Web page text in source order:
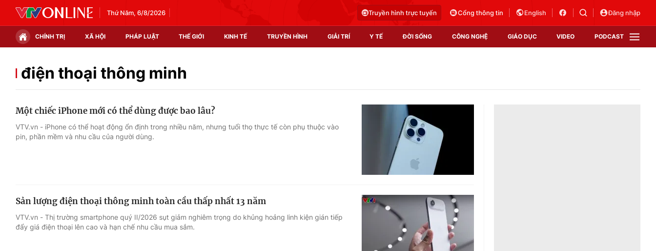
Thứ Năm, 6/8/2026 Truyền hình trực tuyến Cổng thông tin English Đăng nhập
CHÍNH TRỊ XÃ HỘI PHÁP LUẬT THẾ GIỚI KINH TẾ TRUYỀN HÌNH GIẢI TRÍ Y TẾ ĐỜI SỐNG CÔNG NGHỆ GIÁO DỤC VIDEO PODCAST
Chính trị
Thế giới đó đây
Thị trường
Video
Shorts video
Podcast
EMagazine
Photo
Infographic
Góc ảnh
VTV Sức khoẻ
điện thoại thông minh
Một chiếc iPhone mới có thể dùng được bao lâu?
VTV.vn - iPhone có thể hoạt động ổn định trong nhiều năm, nhưng tuổi thọ thực tế còn phụ thuộc vào
pin, phần mềm và nhu cầu của người dùng.
Sản lượng điện thoại thông minh toàn cầu thấp nhất 13 năm
VTV.vn - Thị trường smartphone quý II/2026 sụt giảm nghiêm trọng do khủng hoảng linh kiện gián tiếp
đẩy giá điện thoại lên cao và hạn chế nhu cầu mua sắm.